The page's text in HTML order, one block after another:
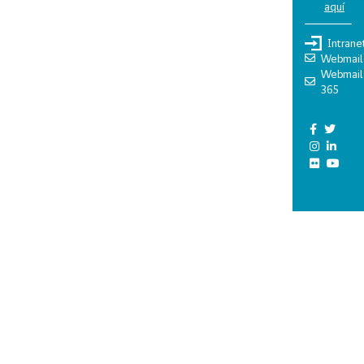
aquí
Webmail
Webmail
365